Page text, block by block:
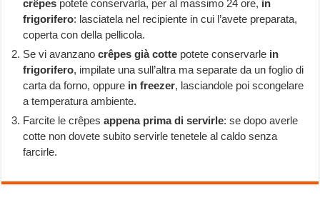
crêpes potete conservarla, per al massimo 24 ore, in
frigorifero: lasciatela nel recipiente in cui l’avete preparata,
coperta con della pellicola.
Se vi avanzanocrêpes già cotte potete conservarle in
frigorifero, impilate una sull’altra ma separate da un foglio di
carta da forno, oppure in freezer, lasciandole poi scongelare
a temperatura ambiente.
Farcite le crêpesappena prima di servirle: se dopo averle
cotte non dovete subito servirle tenetele al caldo senza
farcirle.